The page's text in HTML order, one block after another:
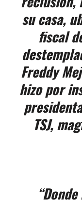
su casa,
fiscal
Freddy
hizo por
TSJ,